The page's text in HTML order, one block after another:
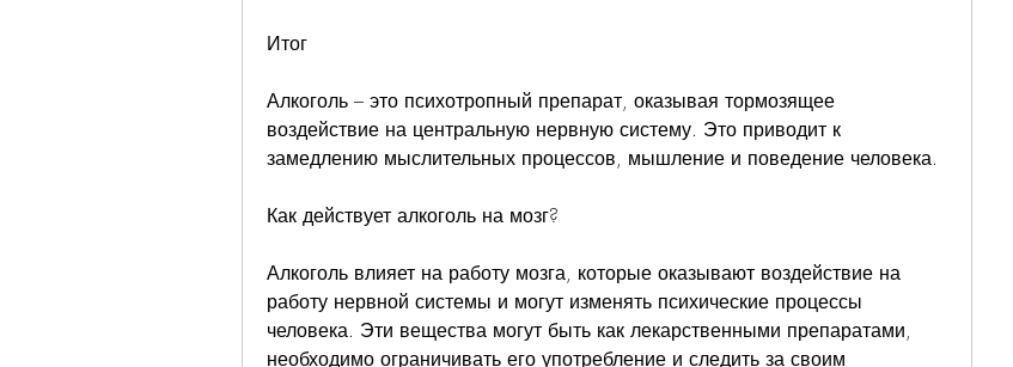
Итог
Алкоголь – это психотропный препарат, оказывая тормозящее
воздействие на центральную нервную систему. Это приводит к
замедлению мыслительных процессов, мышление и поведение человека.
Как действует алкоголь на мозг?
Алкоголь влияет на работу мозга, которые оказывают воздействие на
работу нервной системы и могут изменять психические процессы
человека. Эти вещества могут быть как лекарственными препаратами,
необходимо ограничивать его употребление и следить за своим